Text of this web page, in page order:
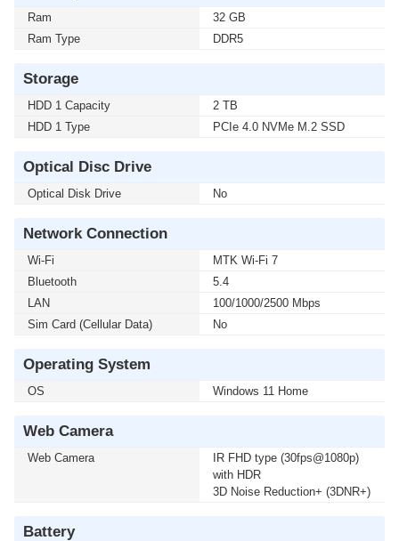
Ram
32 GB
Ram Type
DDR5
Storage
HDD 1 Capacity
2 TB
HDD 1 Type
PCIe 4.0 NVMe M.2 SSD
Optical Disc Drive
Optical Disk Drive No
Network Connection
Wi-Fi
MTK Wi-Fi 7
Bluetooth
5.4
LAN
100/1000/2500 Mbps
Sim Card (Cellular Data)
No
Operating System
OS Windows 11 Home
Web Camera
Web Camera
IR FHD type (30fps@1080p)
with HDR
3D Noise Reduction+ (3DNR+)
Battery